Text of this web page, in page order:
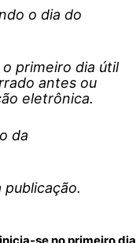
o dia do
primeiro dia útil
antes ou
eletrônica.
da
se no primeiro dia